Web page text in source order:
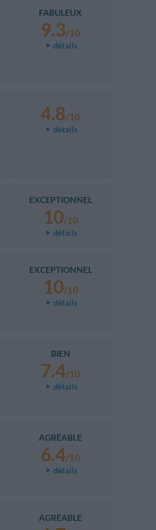
FABULEUX
9.3/10
détails
4.8/10
détails
EXCEPTIONNEL
10/10
détails
EXCEPTIONNEL
10/10
détails
BIEN
7.4/10
détails
AGRÉABLE
6.4/10
détails
AGRÉABLE